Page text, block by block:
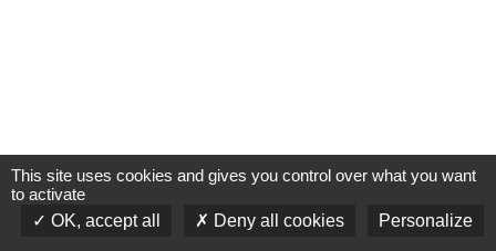
This site uses cookies and gives you control over what you want
to activate
OK, accept all
Deny all cookies Personalize